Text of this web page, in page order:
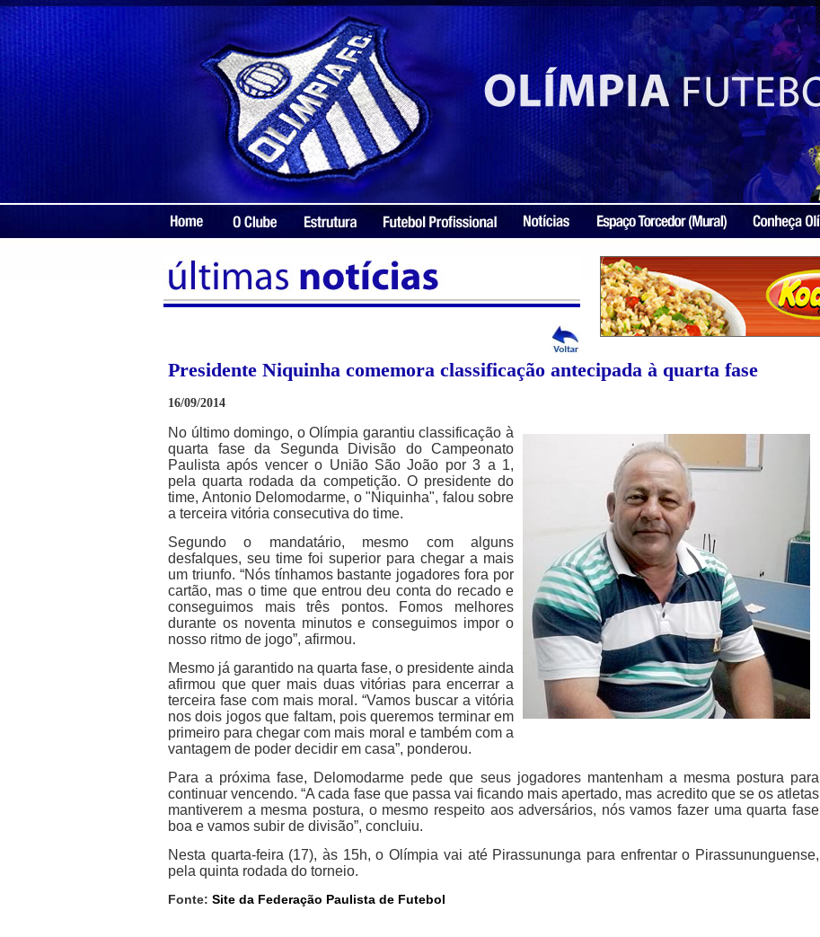
Presidente Niquinha comemora classificação antecipada à quarta fase
16/09/2014
No último domingo, o Olímpia garantiu classificação à
quarta fase da Segunda Divisão do Campeonato
Paulista após vencer o União São João por 3 a 1,
pela quarta rodada da competição. O presidente do
time, Antonio Delomodarme, o "Niquinha", falou sobre
a terceira vitória consecutiva do time.
Segundo o mandatário, mesmo com alguns
desfalques, seu time foi superior para chegar a mais
um triunfo. “Nós tínhamos bastante jogadores fora por
cartão, mas o time que entrou deu conta do recado e
conseguimos mais três pontos. Fomos melhores
durante os noventa minutos e conseguimos impor o
nosso ritmo de jogo”, afirmou.
Mesmo já garantido na quarta fase, o presidente ainda
afirmou que quer mais duas vitórias para encerrar a
terceira fase com mais moral. “Vamos buscar a vitória
nos dois jogos que faltam, pois queremos terminar em
primeiro para chegar com mais moral e também com a
vantagem de poder decidir em casa”, ponderou.
Para a próxima fase, Delomodarme pede que seus jogadores mantenham a mesma postura para
continuar vencendo. “A cada fase que passa vai ficando mais apertado, mas acredito que se os atletas
mantiverem a mesma postura, o mesmo respeito aos adversários, nós vamos fazer uma quarta fase
boa e vamos subir de divisão”, concluiu.
Nesta quarta-feira (17), às 15h, o Olímpia vai até Pirassununga para enfrentar o Pirassununguense,
pela quinta rodada do torneio.
Fonte: Site da Federação Paulista de Futebol